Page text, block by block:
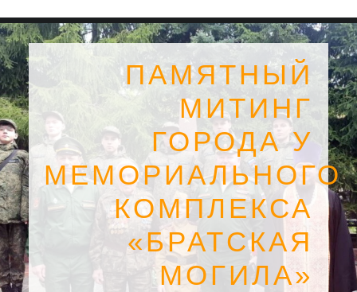
SEARCH
ПАМЯТНЫЙ
МИТИНГ
ГОРОДА У
МЕМОРИАЛЬНОГО
КОМПЛЕКСА
«БРАТСКАЯ
МОГИЛА»